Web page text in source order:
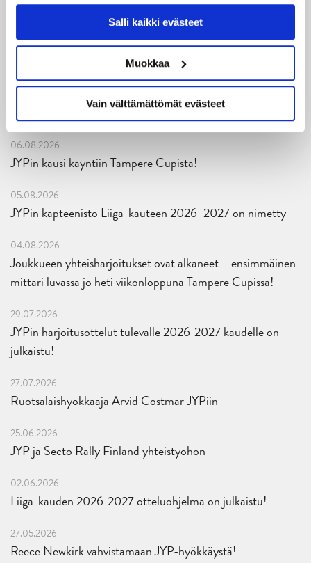
käytöstäEvästeet-sivultamme.
Salli kaikki evästeet
Muokkaa
Vain välttämättömät evästeet
Uusimmat
08.08.2026
Turnausraportti: JYP juhlii seurahistorian ensimmäistä
Tampere Cupin voittoa!
06.08.2026
JYPin kausi käyntiin Tampere Cupista!
05.08.2026
JYPin kapteenisto Liiga-kauteen 2026–2027 on nimetty
04.08.2026
Joukkueen yhteisharjoitukset ovat alkaneet – ensimmäinen
mittari luvassa jo heti viikonloppuna Tampere Cupissa!
29.07.2026
JYPin harjoitusottelut tulevalle 2026-2027 kaudelle on
julkaistu!
27.07.2026
Ruotsalaishyökkääjä Arvid Costmar JYPiin
25.06.2026
JYP ja Secto Rally Finland yhteistyöhön
02.06.2026
Liiga-kauden 2026-2027 otteluohjelma on julkaistu!
27.05.2026
Reece Newkirk vahvistamaan JYP-hyökkäystä!